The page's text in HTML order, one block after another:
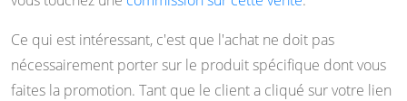
Ce qui est intéressant, c'est que l'achat ne doit pas
nécessairement porter sur le produit spécifique dont vous
faites la promotion. Tant que le client a cliqué sur votre lien